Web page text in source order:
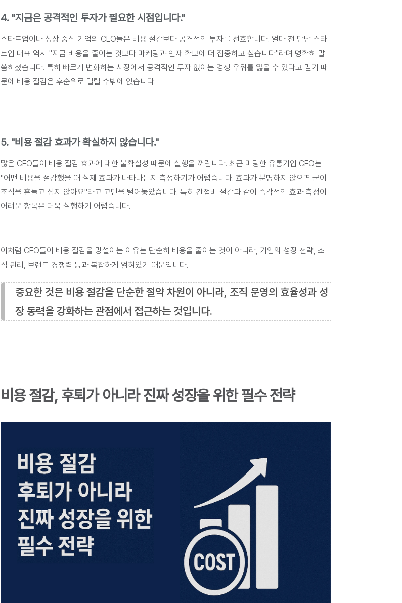
4. "지금은 공격적인 투자가 필요한 시점입니다."
스타트업이나 성장 중심 기업의 CEO들은 비용 절감보다 공격적인 투자를 선호합니다. 얼마 전 만난 스타
트업 대표 역시 "지금 비용을 줄이는 것보다 마케팅과 인재 확보에 더 집중하고 싶습니다"라며 명확히 말
씀하셨습니다. 특히 빠르게 변화하는 시장에서 공격적인 투자 없이는 경쟁 우위를 잃을 수 있다고 믿기 때
문에 비용 절감은 후순위로 밀릴 수밖에 없습니다.
5. "비용 절감 효과가 확실하지 않습니다."
많은 CEO들이 비용 절감 효과에 대한 불확실성 때문에 실행을 꺼립니다. 최근 미팅한 유통기업 CEO는
"어떤 비용을 절감했을 때 실제 효과가 나타나는지 측정하기가 어렵습니다. 효과가 분명하지 않으면 굳이
조직을 흔들고 싶지 않아요"라고 고민을 털어놓았습니다. 특히 간접비 절감과 같이 즉각적인 효과 측정이
어려운 항목은 더욱 실행하기 어렵습니다.
이처럼 CEO들이 비용 절감을 망설이는 이유는 단순히 비용을 줄이는 것이 아니라, 기업의 성장 전략, 조
직 관리, 브랜드 경쟁력 등과 복잡하게 얽혀있기 때문입니다.
중요한 것은 비용 절감을 단순한 절약 차원이 아니라, 조직 운영의 효율성과 성
장 동력을 강화하는 관점에서 접근하는 것입니다.
비용 절감, 후퇴가 아니라 진짜 성장을 위한 필수 전략